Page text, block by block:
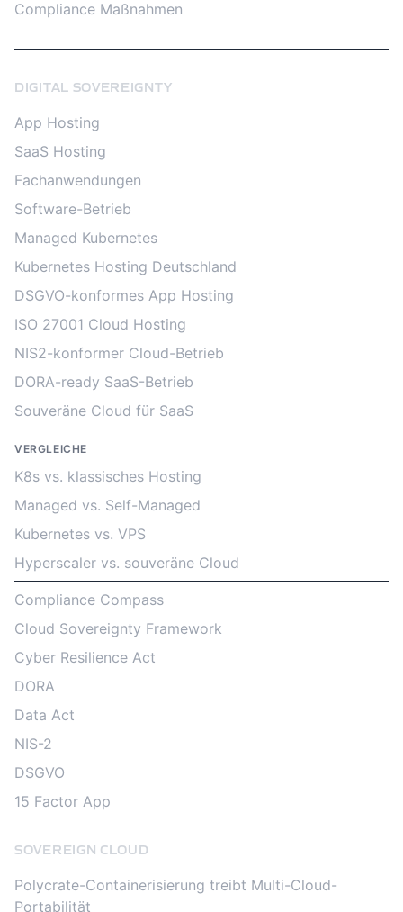
Compliance Maßnahmen
DIGITAL SOVEREIGNTY
App Hosting
SaaS Hosting
Fachanwendungen
Software-Betrieb
Managed Kubernetes
Kubernetes Hosting Deutschland
DSGVO-konformes App Hosting
ISO 27001 Cloud Hosting
NIS2-konformer Cloud-Betrieb
DORA-ready SaaS-Betrieb
Souveräne Cloud für SaaS
VERGLEICHE
K8s vs. klassisches Hosting
Managed vs. Self-Managed
Kubernetes vs. VPS
Hyperscaler vs. souveräne Cloud
Compliance Compass
Cloud Sovereignty Framework
Cyber Resilience Act
DORA
Data Act
NIS-2
DSGVO
15 Factor App
SOVEREIGN CLOUD
Polycrate-Containerisierung treibt Multi-Cloud-
Portabilität